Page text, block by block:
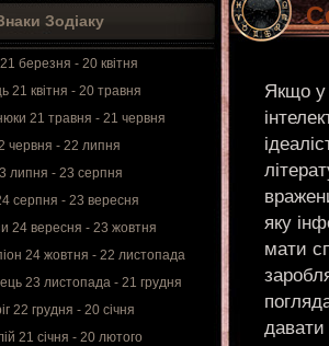
Зодіаку
березня - 20 квітня
21 квітня - 20 травня
21 травня - 21 червня
червня - 22 липня
липня - 23 серпня
серпня - 23 вересня
24 вересня - 23 жовтня
24 жовтня - 22 листопада
23 листопада - 21 грудня
22 грудня - 20 січня
21 січня - 20 лютого
Якщо у
яку
мати
давати